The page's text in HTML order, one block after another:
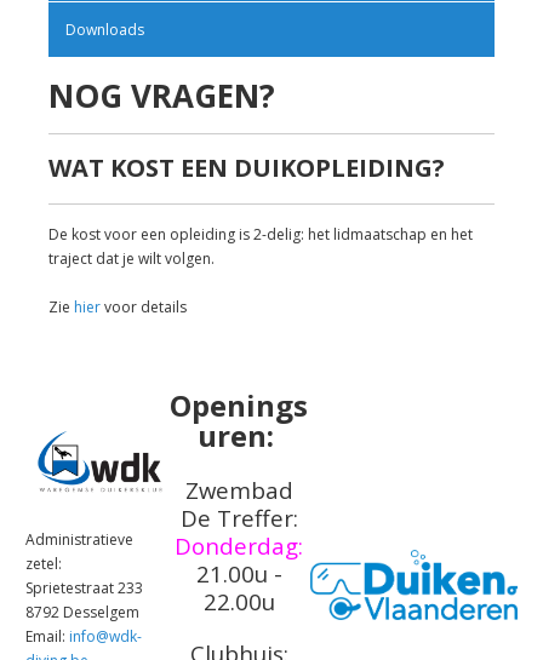
Downloads
NOG VRAGEN?
WAT KOST EEN DUIKOPLEIDING?
De kost voor een opleiding is 2-delig: het lidmaatschap en het
traject dat je wilt volgen.
Zie hiervoor details
Administratieve
zetel:
Sprietestraat 233
8792 Desselgem
Email: info@wdk-
Openings
uren:
Zwembad
De Treffer:
Donderdag:
21.00u -
22.00u
Clubhuis: